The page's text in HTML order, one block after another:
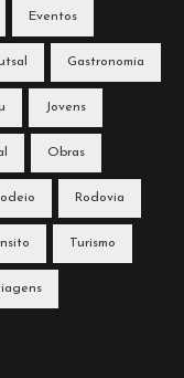
Eventos
Gastronomia
Jovens
Obras
Rodovia
Turismo